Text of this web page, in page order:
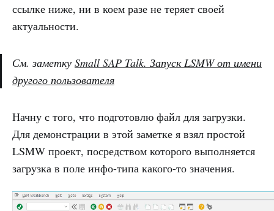
ссылке ниже, ни в коем разе не теряет своей
актуальности.
См. заметку Small SAP Talk. Запуск LSMW от имени
другого пользователя
Начну с того, что подготовлю файл для загрузки.
Для демонстрации в этой заметке я взял простой
LSMW проект, посредством которого выполняется
загрузка в поле инфо-типа какого-то значения.